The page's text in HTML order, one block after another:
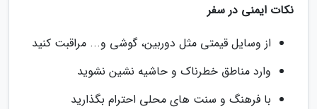
نکات ایمنی در سفر
از وسایل قیمتی مثل دوربین، گوشی و... مراقبت کنید
وارد مناطق خطرناک و حاشیه نشین نشوید
با فرهنگ و سنت های محلی احترام بگذارید